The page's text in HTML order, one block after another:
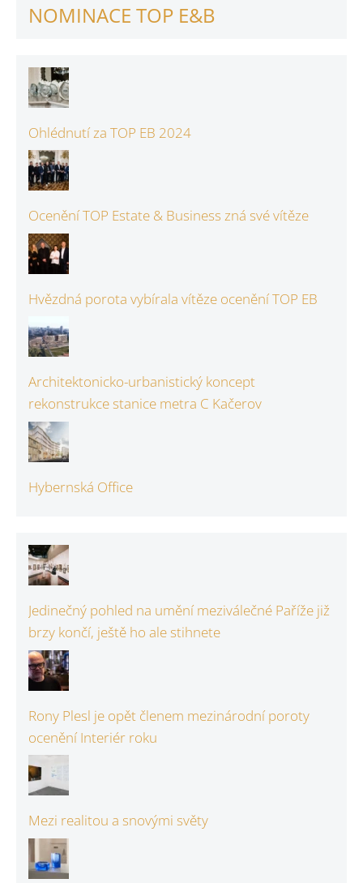
NOMINACE TOP E&B
Ohlédnutí za TOP EB 2024
Ocenění TOP Estate & Business zná své vítěze
Hvězdná porota vybírala vítěze ocenění TOP EB
Architektonicko-urbanistický koncept
rekonstrukce stanice metra C Kačerov
Hybernská Office
Jedinečný pohled na umění meziválečné Paříže již
brzy končí, ještě ho ale stihnete
Rony Plesl je opět členem mezinárodní poroty
ocenění Interiér roku
Mezi realitou a snovými světy